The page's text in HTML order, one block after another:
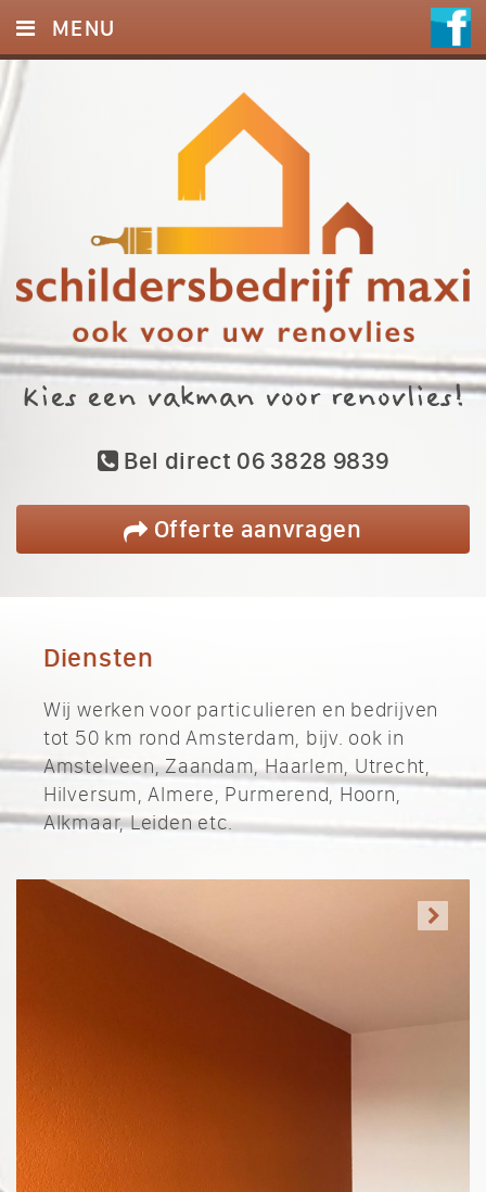
Kies een vakman voor renovlies!
Bel direct 06 3828 9839
Offerte aanvragen
MENU
CONTACT
Diensten
Wij werken voor particulieren en bedrijven
tot 50 km rond Amsterdam, bijv. ook in
Amstelveen, Zaandam, Haarlem, Utrecht,
Hilversum, Almere, Purmerend, Hoorn,
Alkmaar, Leiden etc.